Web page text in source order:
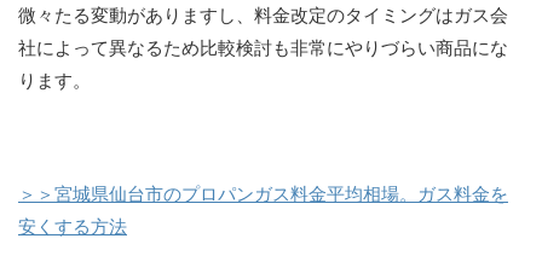
微々たる変動がありますし、料金改定のタイミングはガス会
社によって異なるため比較検討も非常にやりづらい商品にな
ります。
＞＞宮城県仙台市のプロパンガス料金平均相場。ガス料金を
安くする方法